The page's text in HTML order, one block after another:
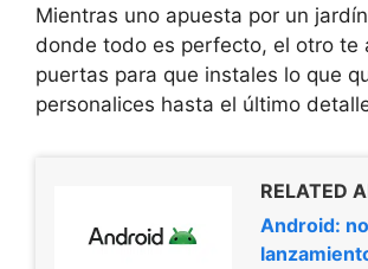
Mientras uno apuesta por un
donde todo es perfecto, el otro te
puertas para que instales lo que
personalices hasta el último
RELATED
Android: